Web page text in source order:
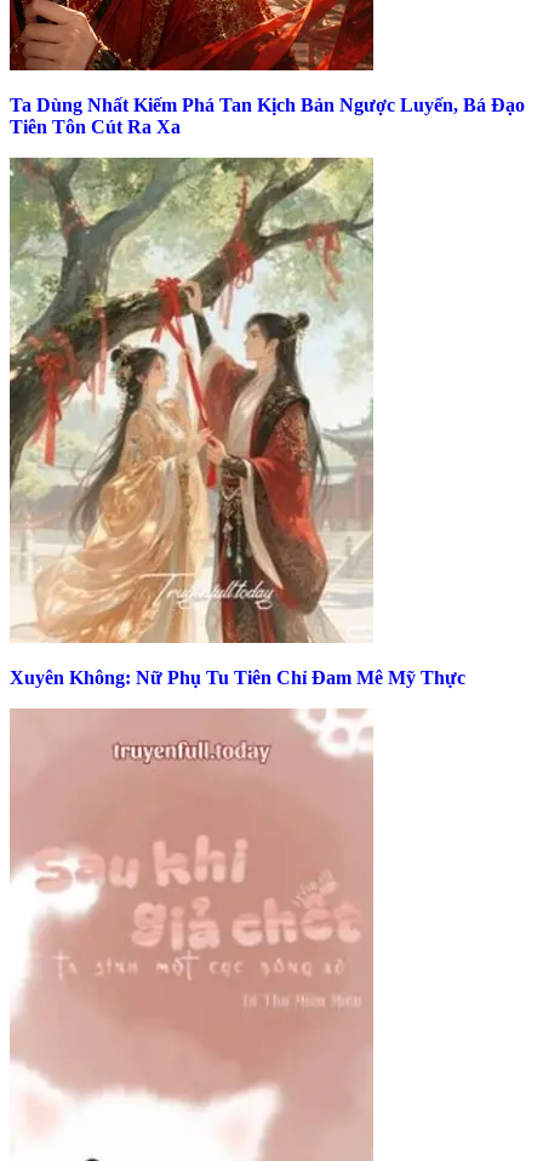
Ta Dùng Nhất Kiếm Phá Tan Kịch Bản Ngược Luyến, Bá Đạo
Tiên Tôn Cút Ra Xa
Xuyên Không: Nữ Phụ Tu Tiên Chỉ Đam Mê Mỹ Thực